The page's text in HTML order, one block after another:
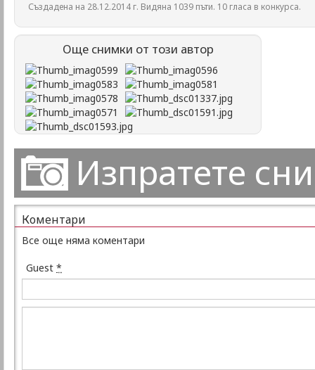
Създадена на 28.12.2014 г. Видяна 1039 пъти. 10 гласа в конкурса.
Още снимки от този автор
Изпратете
Коментари
Все още няма коментари
Guest *